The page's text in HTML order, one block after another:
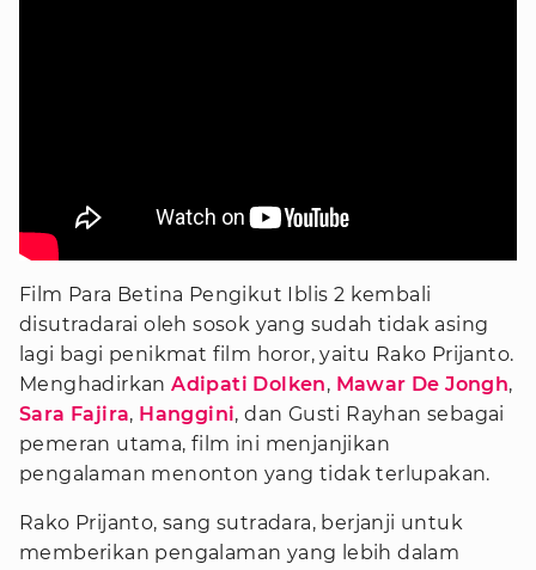
Film Para Betina Pengikut Iblis 2 kembali
disutradarai oleh sosok yang sudah tidak asing
lagi bagi penikmat film horor, yaitu Rako Prijanto.
MenghadirkanAdipati Dolken, Mawar De Jongh,
Sara Fajira, Hanggini, dan Gusti Rayhan sebagai
pemeran utama, film ini menjanjikan
pengalaman menonton yang tidak terlupakan.
Rako Prijanto, sang sutradara, berjanji untuk
memberikan pengalaman yang lebih dalam